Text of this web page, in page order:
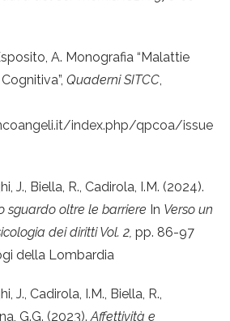
A. Monografia “Malattie
Quaderni SITCC,
index.php/qpcoa/issue
J., Biella, R., Cadirola, I.M. (2024).
sguardo oltre le barriere In Verso un
dei diritti Vol. 2, pp. 86-97
della Lombardia
J., Cadirola, I.M., Biella, R.,
G.G. (2023).Affettività e